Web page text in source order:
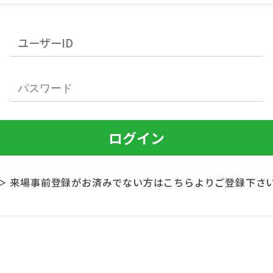
来場事前登録がお済みでない方はこちらよりご登録下さ